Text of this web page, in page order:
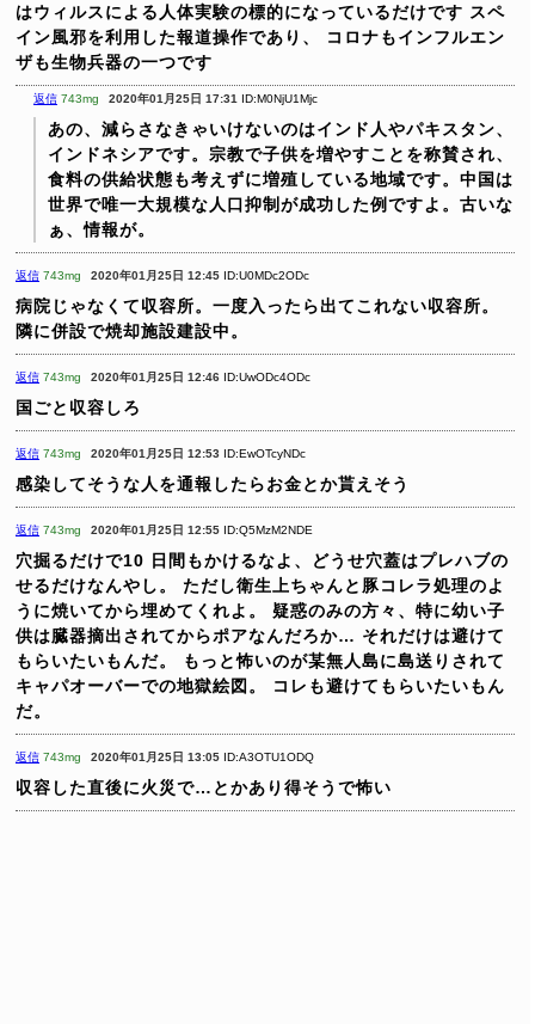
はウィルスによる人体実験の標的になっているだけです スペ
イン風邪を利用した報道操作であり、
コロナもインフルエン
ザも生物兵器の一つです
返信 743mg 2020年01月25日 17:31 ID:M0NjU1Mjc
あの、減らさなきゃいけないのはインド人やパキスタン、
インドネシアです。宗教で子供を増やすことを称賛され、
食料の供給状態も考えずに増殖している地域です。中国は
世界で唯一大規模な人口抑制が成功した例ですよ。古いな
ぁ、情報が。
返信 743mg 2020年01月25日 12:45 ID:U0MDc2ODc
病院じゃなくて収容所。一度入ったら出てこれない収容所。
隣に併設で焼却施設建設中。
返信 743mg 2020年01月25日 12:46 ID:UwODc4ODc
国ごと収容しろ
返信 743mg 2020年01月25日 12:53 ID:EwOTcyNDc
感染してそうな人を通報したらお金とか貰えそう
返信 743mg 2020年01月25日 12:55 ID:Q5MzM2NDE
穴掘るだけで10 日間もかけるなよ、どうせ穴蓋はプレハブの
せるだけなんやし。
ただし衛生上ちゃんと豚コレラ処理のよ
うに焼いてから埋めてくれよ。
疑惑のみの方々、特に幼い子
供は臓器摘出されてからポアなんだろか… それだけは避けて
もらいたいもんだ。
もっと怖いのが某無人島に島送りされて
キャパオーバーでの地獄絵図。
コレも避けてもらいたいもん
だ。
返信 743mg 2020年01月25日 13:05 ID:A3OTU1ODQ
収容した直後に火災で…とかあり得そうで怖い